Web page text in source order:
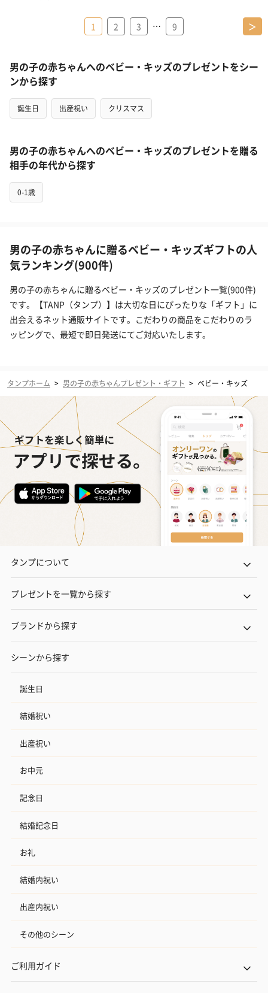
1 2 3 … 9 ＞
男の子の赤ちゃんへのベビー・キッズのプレゼントをシー
ンから探す
誕生日 出産祝い クリスマス
男の子の赤ちゃんへのベビー・キッズのプレゼントを贈る
相手の年代から探す
0-1歳
男の子の赤ちゃんに贈るベビー・キッズギフトの人
気ランキング(900件)
男の子の赤ちゃんに贈るベビー・キッズのプレゼント一覧(900件)
です。【TANP（タンプ）】は大切な日にぴったりな「ギフト」に
出会えるネット通販サイトです。こだわりの商品をこだわりのラ
ッピングで、最短で即日発送にてご対応いたします。
タンプホーム > 男の子の赤ちゃんプレゼント・ギフト > ベビー・キッズ
タンプについて
プレゼントを一覧から探す
ブランドから探す
シーンから探す
誕生日
結婚祝い
出産祝い
お中元
記念日
結婚記念日
お礼
結婚内祝い
出産内祝い
その他のシーン
ご利用ガイド